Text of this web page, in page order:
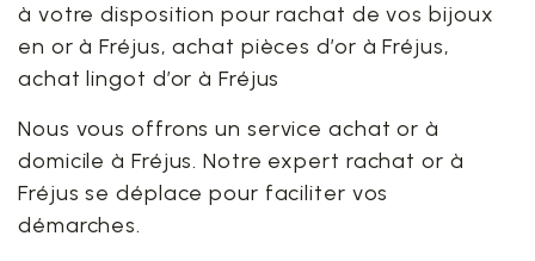
à votre disposition pour rachat de vos bijoux
en or à Fréjus, achat pièces d’or à Fréjus,
achat lingot d’or à Fréjus
Nous vous offrons un service achat or à
domicile à Fréjus. Notre expert rachat or à
Fréjus se déplace pour faciliter vos
démarches.